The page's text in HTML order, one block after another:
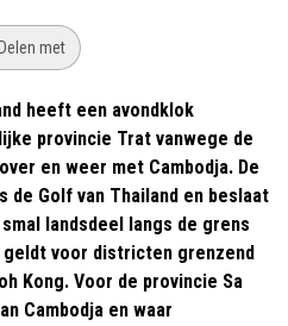
Delen met
heeft een avondklok
provincie Trat vanwege de
en weer met Cambodja. De
Golf van Thailand en beslaat
landsdeel langs de grens
geldt voor districten grenzend
Kong. Voor de provincie Sa
Cambodja en waar